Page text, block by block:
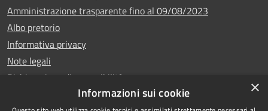
Amministrazione trasparente fino al 09/08/2023
Albo pretorio
Informativa privacy
Note legali
Dichiarazione di accessibilità
×
Informazioni sui cookie